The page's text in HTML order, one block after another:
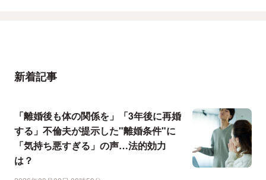
新着記事
「離婚後も体の関係を」「3年後に再婚
する」不倫夫が提示した"離婚条件"に
「気持ち悪すぎる」の声…法的効力
は？